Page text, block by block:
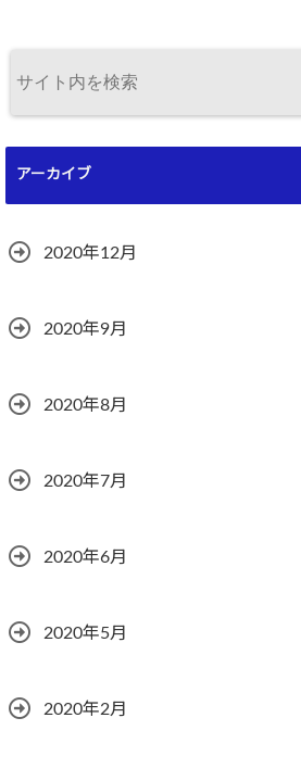
アーカイブ
2020年12月
2020年9月
2020年8月
2020年7月
2020年6月
2020年5月
2020年2月